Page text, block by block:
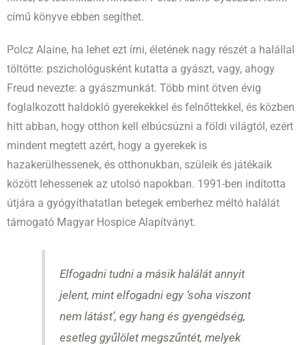
című könyve ebben segíthet.
Polcz Alaine, ha lehet ezt írni, életének nagy részét a halállal
töltötte: pszichológusként kutatta a gyászt, vagy, ahogy
Freud nevezte: a gyászmunkát. Több mint ötven évig
foglalkozott haldokló gyerekekkel és felnőttekkel, és közben
hitt abban, hogy otthon kell elbúcsúzni a földi világtól, ezért
mindent megtett azért, hogy a gyerekek is
hazakerülhessenek, és otthonukban, szüleik és játékaik
között lehessenek az utolsó napokban. 1991-ben indította
útjára a gyógyíthatatlan betegek emberhez méltó halálát
támogató Magyar Hospice Alapítványt.
Elfogadni tudni a másik halálát annyit
jelent, mint elfogadni egy ‘soha viszont
nem látást’, egy hang és gyengédség,
esetleg gyűlölet megszűntét, melyek